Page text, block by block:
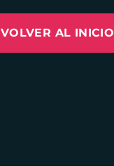
VOLVER AL INICIO